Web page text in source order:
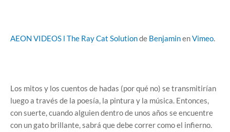
AEON VIDEOS l The Ray Cat Solutionde BenjaminenVimeo.
Los mitos y los cuentos de hadas (por qué no) se transmitirían
luego a través de la poesía, la pintura y la música. Entonces,
con suerte, cuando alguien dentro de unos años se encuentre
con un gato brillante, sabrá que debe correr como el infierno.